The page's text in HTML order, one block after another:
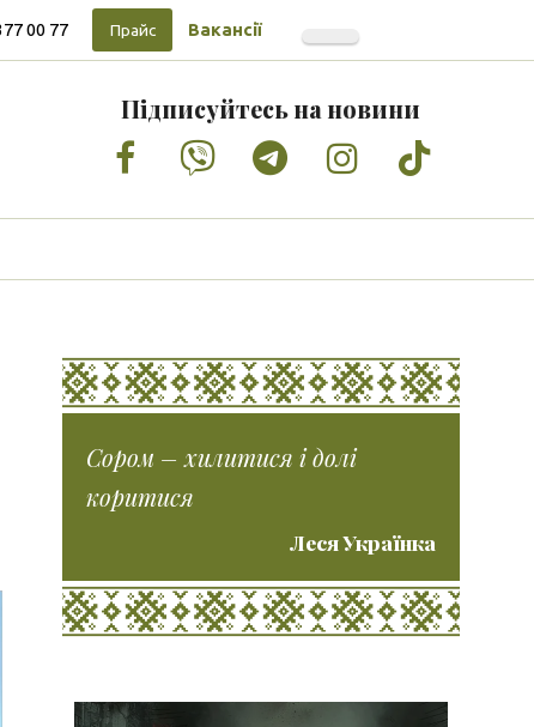
00 77 Прайс Вакансії
Підписуйтесь на новини
Facebook
VimeoTumblrInstagram
Tiktok
Сором – хилитися і долі
коритися
Леся Українка